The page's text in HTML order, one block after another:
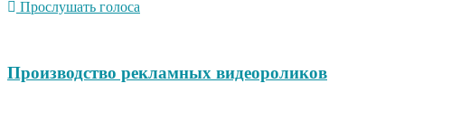
Прослушать голоса
Производство рекламных видеороликов